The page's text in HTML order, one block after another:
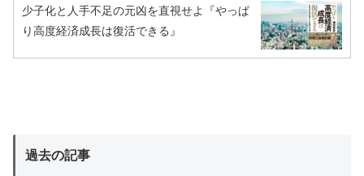
少子化と人手不足の元凶を直視せよ『やっぱ
り高度経済成長は復活できる』
過去の記事